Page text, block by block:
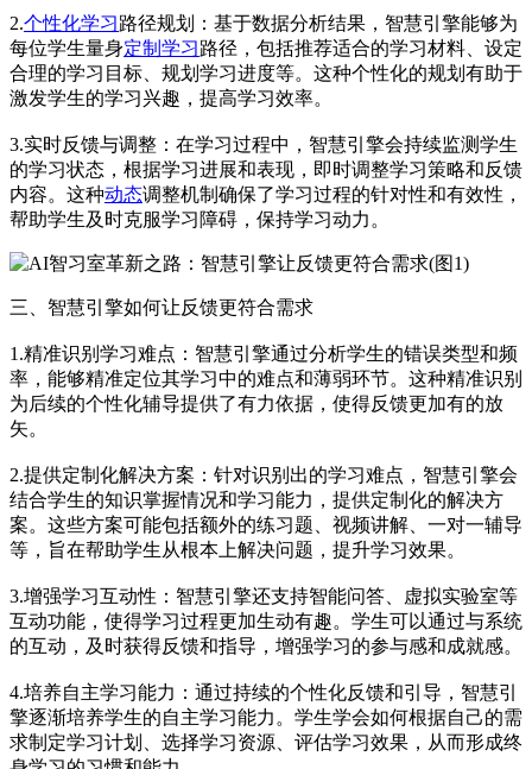
2.个性化学习路径规划：基于数据分析结果，智慧引擎能够为
每位学生量身定制学习路径，包括推荐适合的学习材料、设定
合理的学习目标、规划学习进度等。这种个性化的规划有助于
激发学生的学习兴趣，提高学习效率。
3.实时反馈与调整：在学习过程中，智慧引擎会持续监测学生
的学习状态，根据学习进展和表现，即时调整学习策略和反馈
内容。这种动态调整机制确保了学习过程的针对性和有效性，
帮助学生及时克服学习障碍，保持学习动力。
三、智慧引擎如何让反馈更符合需求
1.精准识别学习难点：智慧引擎通过分析学生的错误类型和频
率，能够精准定位其学习中的难点和薄弱环节。这种精准识别
为后续的个性化辅导提供了有力依据，使得反馈更加有的放
矢。
2.提供定制化解决方案：针对识别出的学习难点，智慧引擎会
结合学生的知识掌握情况和学习能力，提供定制化的解决方
案。这些方案可能包括额外的练习题、视频讲解、一对一辅导
等，旨在帮助学生从根本上解决问题，提升学习效果。
3.增强学习互动性：智慧引擎还支持智能问答、虚拟实验室等
互动功能，使得学习过程更加生动有趣。学生可以通过与系统
的互动，及时获得反馈和指导，增强学习的参与感和成就感。
4.培养自主学习能力：通过持续的个性化反馈和引导，智慧引
擎逐渐培养学生的自主学习能力。学生学会如何根据自己的需
求制定学习计划、选择学习资源、评估学习效果，从而形成终